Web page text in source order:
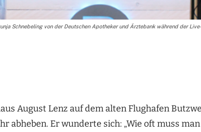
Schnebeling von der Deutschen Apotheker und Ärztebank während der
August Lenz auf dem alten Flughafen
abheben. Er wunderte sich: „Wie oft muss